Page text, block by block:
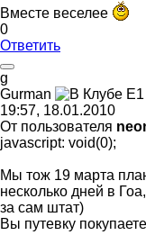
Вместе веселее
0
Ответить
g
Gurman
19:57, 18.01.2010
От пользователя
javascript: void(0);
Мы тож 19 марта
несколько дней в
за сам штат)
Вы путевку